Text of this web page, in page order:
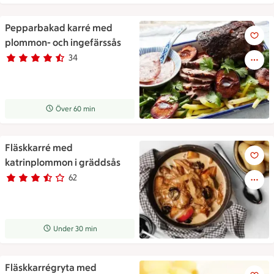
Pepparbakad karré med
plommon- och ingefärssås
Betyg 4.5 av 5. 34
34 personer har röstat
Receptet tar Över 60 min att tillaga
Över 60 min
Pepparbakad karré med
Fläskkarré med
katrinplommon i gräddsås
Betyg 3.6 av 5. 62
62 personer har röstat
Receptet tar Under 30 min att tillaga
Under 30 min
Fläskkarré med
Fläskkarrégryta med
Fläskkarrégryta med